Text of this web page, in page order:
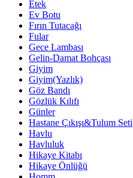
Etek
Ev Botu
Fırın Tutacağı
Fular
Gece Lambası
Gelin-Damat Bohçası
Giyim
Giyim(Yazlık)
Göz Bandı
Gözlük Kılıfı
Günler
Hastane Çıkışı&Tulum Seti
Havlu
Havluluk
Hikaye Kitabı
Hikaye Önlüğü